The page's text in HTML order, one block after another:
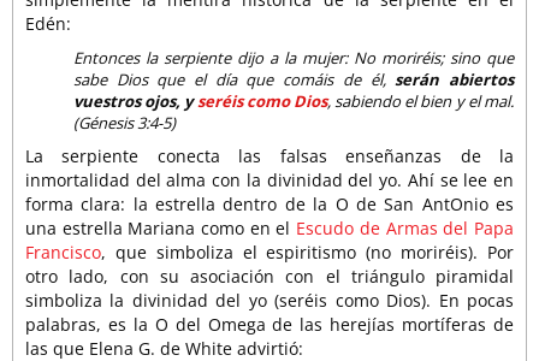
Edén:
Entonces la serpiente dijo a la mujer: No moriréis; sino que
sabe Dios que el día que comáis de él,serán abiertos
vuestros ojos, yseréis como Dios, sabiendo el bien y el mal.
(Génesis 3:4-5)
La serpiente conecta las falsas enseñanzas de la
inmortalidad del alma con la divinidad del yo. Ahí se lee en
forma clara: la estrella dentro de la O de San AntOnio es
una estrella Mariana como en el Escudo de Armas del Papa
Francisco, que simboliza el espiritismo (no moriréis). Por
otro lado, con su asociación con el triángulo piramidal
simboliza la divinidad del yo (seréis como Dios). En pocas
palabras, es la O del Omega de las herejías mortíferas de
las que Elena G. de White advirtió: